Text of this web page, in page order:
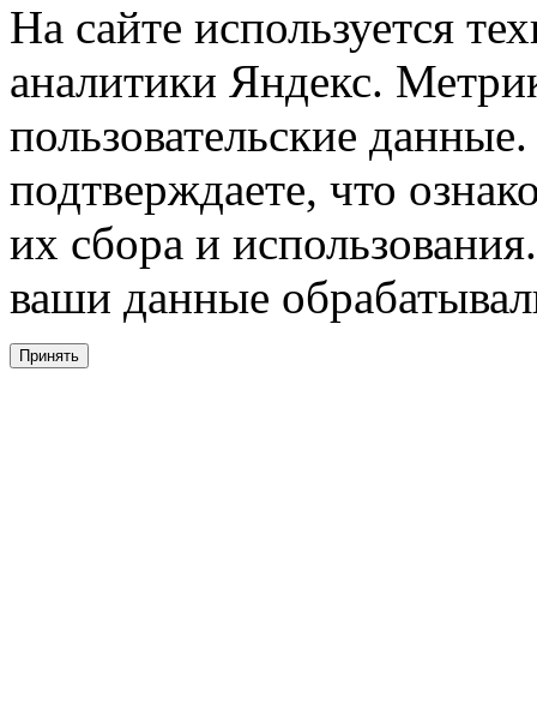
На сайте используется
аналитики Яндекс.
пользовательские
подтверждаете, что
их сбора и
ваши данные
Принять